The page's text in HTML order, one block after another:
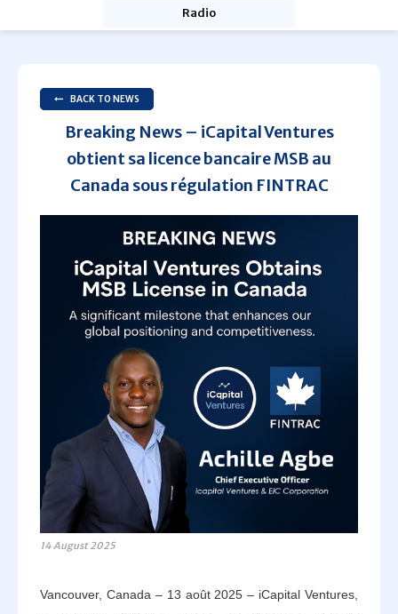
Radio
BACK TO NEWS
Breaking News – iCapital Ventures
obtient sa licence bancaire MSB au
Canada sous régulation FINTRAC
14 August 2025
Vancouver, Canada – 13 août 2025 – iCapital Ventures,